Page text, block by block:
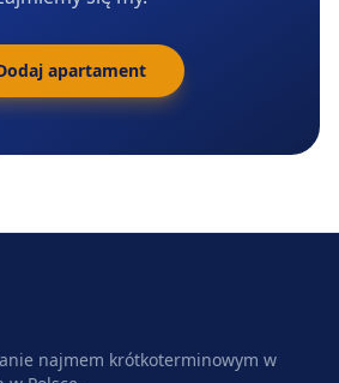
apartament
najmem krótkoterminowym w